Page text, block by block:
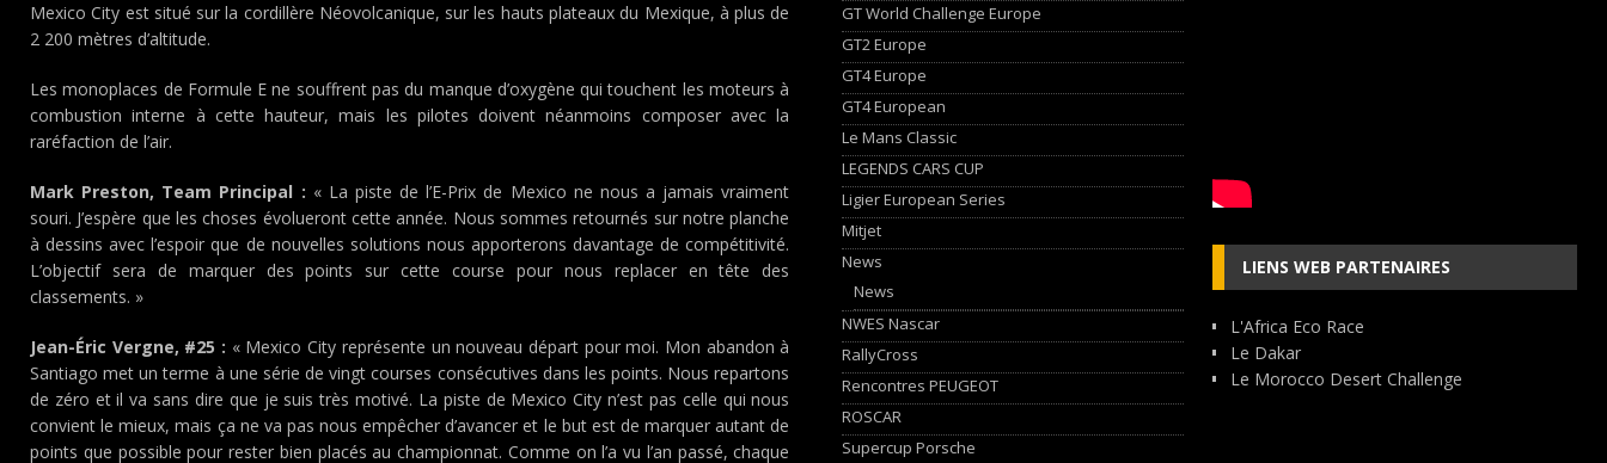
Mexico City est situé sur la cordillère Néovolcanique, sur les hauts plateaux du Mexique, à plus de
2 200 mètres d’altitude.
Les monoplaces de Formule E ne souffrent pas du manque d’oxygène qui touchent les moteurs à
combustion interne à cette hauteur, mais les pilotes doivent néanmoins composer avec la
raréfaction de l’air.
Mark Preston, Team Principal : « La piste de l’E-Prix de Mexico ne nous a jamais vraiment
souri. J’espère que les choses évolueront cette année. Nous sommes retournés sur notre planche
à dessins avec l’espoir que de nouvelles solutions nous apporterons davantage de compétitivité.
L’objectif sera de marquer des points sur cette course pour nous replacer en tête des
classements. »
Jean-Éric Vergne, #25 : « Mexico City représente un nouveau départ pour moi. Mon abandon à
Santiago met un terme à une série de vingt courses consécutives dans les points. Nous repartons
de zéro et il va sans dire que je suis très motivé. La piste de Mexico City n’est pas celle qui nous
convient le mieux, mais ça ne va pas nous empêcher d’avancer et le but est de marquer autant de
points que possible pour rester bien placés au championnat. Comme on l’a vu l’an passé, chaque
GT World Challenge Europe
GT2 Europe
GT4 Europe
GT4 European
Le Mans Classic
LEGENDS CARS CUP
Ligier European Series
Mitjet
News
News
NWES Nascar
RallyCross
Rencontres PEUGEOT
ROSCAR
Supercup Porsche
LIENS WEB PARTENAIRES
L'Africa Eco Race
Le Dakar
Le Morocco Desert Challenge